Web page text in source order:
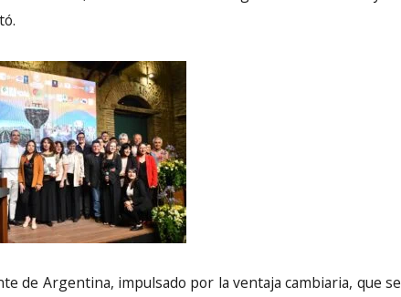
de Argentina, impulsado por la ventaja cambiaria, que se